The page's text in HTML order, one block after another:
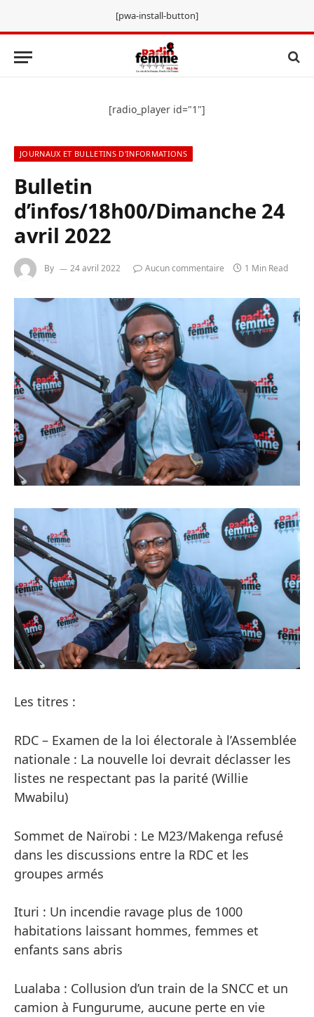
[pwa-install-button]
[radio_player id="1"]
JOURNAUX ET BULLETINS D'INFORMATIONS
Bulletin
d’infos/18h00/Dimanche 24
avril 2022
By 24 avril 2022 Aucun commentaire 1 Min Read
Les titres :
RDC – Examen de la loi électorale à l’Assemblée
nationale : La nouvelle loi devrait déclasser les
listes ne respectant pas la parité (Willie
Mwabilu)
Sommet de Naïrobi : Le M23/Makenga refusé
dans les discussions entre la RDC et les
groupes armés
Ituri : Un incendie ravage plus de 1000
habitations laissant hommes, femmes et
enfants sans abris
Lualaba : Collusion d’un train de la SNCC et un
camion à Fungurume, aucune perte en vie